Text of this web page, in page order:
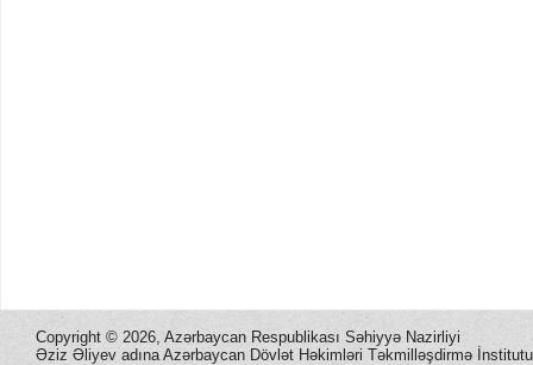
Copyright © 2026, Azərbaycan Respublikası Səhiyyə Nazirliyi
Əziz Əliyev adına Azərbaycan Dövlət Həkimləri Təkmilləşdirmə İnstitutu